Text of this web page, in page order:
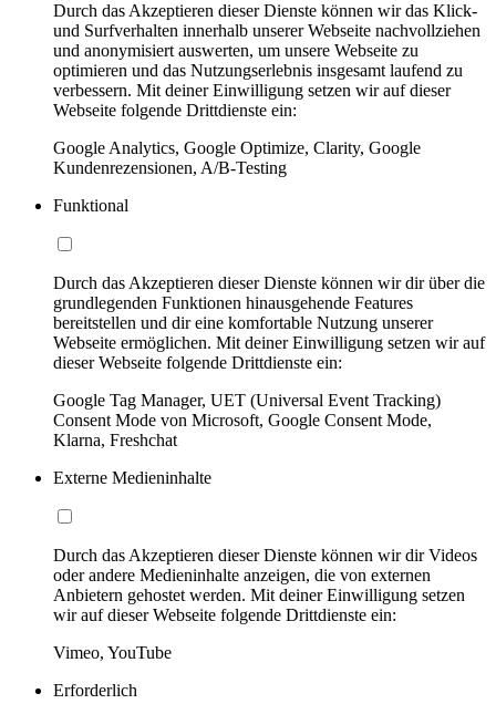
Durch das Akzeptieren dieser Dienste können wir das Klick-
und Surfverhalten innerhalb unserer Webseite nachvollziehen
und anonymisiert auswerten, um unsere Webseite zu
optimieren und das Nutzungserlebnis insgesamt laufend zu
verbessern. Mit deiner Einwilligung setzen wir auf dieser
Webseite folgende Drittdienste ein:
Google Analytics, Google Optimize, Clarity, Google
Kundenrezensionen, A/B-Testing
Funktional
Durch das Akzeptieren dieser Dienste können wir dir über die
grundlegenden Funktionen hinausgehende Features
bereitstellen und dir eine komfortable Nutzung unserer
Webseite ermöglichen. Mit deiner Einwilligung setzen wir auf
dieser Webseite folgende Drittdienste ein:
Google Tag Manager, UET (Universal Event Tracking)
Consent Mode von Microsoft, Google Consent Mode,
Klarna, Freshchat
Externe Medieninhalte
Durch das Akzeptieren dieser Dienste können wir dir Videos
oder andere Medieninhalte anzeigen, die von externen
Anbietern gehostet werden. Mit deiner Einwilligung setzen
wir auf dieser Webseite folgende Drittdienste ein:
Vimeo, YouTube
Erforderlich